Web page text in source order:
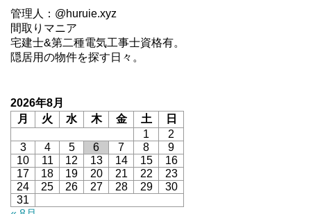
管理人：@huruie.xyz
間取りマニア
宅建士&第二種電気工事士資格有。
隠居用の物件を探す日々。
2026年8月
月
火 水 木 金 土
日
1
2
3
4 5 6 7 8
9
10
11 12 13 14 15
16
17
18 19 20 21 22
23
24
25 26 27 28 29
30
31